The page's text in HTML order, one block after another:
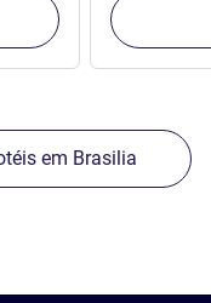
em Brasilia